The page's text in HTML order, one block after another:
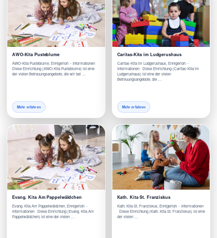
AWO-Kita Pusteblume
AWO-Kita Pusteblume, Ennigerloh - Informationen
Diese Einrichtung (AWO-Kita Pusteblume) ist eine
der vielen Betreuungsangebote, die wir bei …
Mehr erfahren
Caritas-Kita im Ludgerushaus
Caritas-Kita im Ludgerushaus, Ennigerloh -
Informationen Diese Einrichtung (Caritas-Kita im
Ludgerushaus) ist eine der vielen
Betreuungsangebote, die …
Mehr erfahren
Evang. Kita Am Pappelwäldchen
Evang. Kita Am Pappelwäldchen, Ennigerloh -
Informationen Diese Einrichtung (Evang. Kita Am
Pappelwäldchen) ist eine der vielen …
Kath. Kita St. Franziskus
Kath. Kita St. Franziskus, Ennigerloh - Informationen
Diese Einrichtung (Kath. Kita St. Franziskus) ist eine
der vielen …